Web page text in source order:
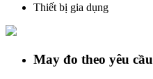
Thiết bị gia dụng
May đo theo yêu cầu